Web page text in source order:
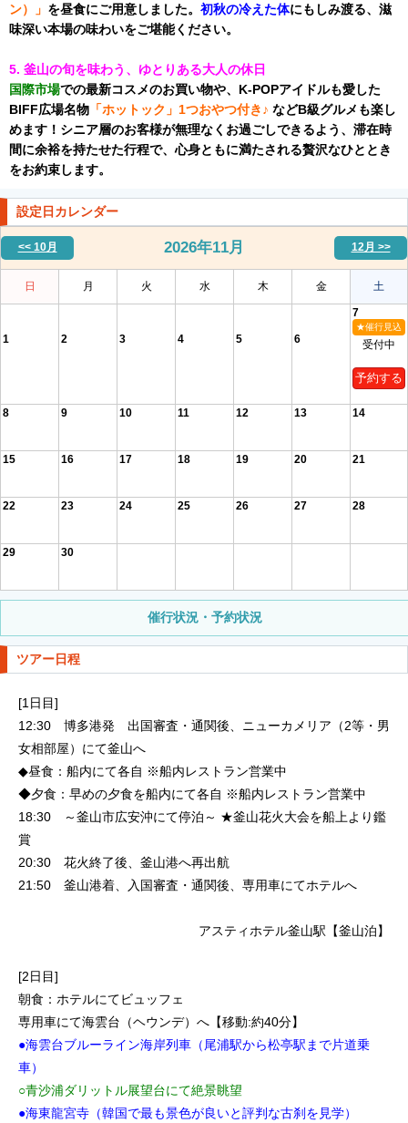
ン）」 を昼食にご用意しました。 初秋の冷えた体にもしみ渡る、滋
味深い本場の味わいをご堪能ください。
5. 釜山の旬を味わう、ゆとりある大人の休日
国際市場での最新コスメのお買い物や、K-POPアイドルも愛した
BIFF広場名物 「ホットック」1つおやつ付き♪ などB級グルメも楽し
めます！シニア層のお客様が無理なくお過ごしできるよう、滞在時
間に余裕を持たせた行程で、心身ともに満たされる贅沢なひととき
をお約束します。
設定日カレンダー
<< 10月 2026年11月 12月 >>
日 月 火 水 木 金 土
1 2 3 4 5 6
7
★催行見込
受付中
予約する
8 9 10 11 12 13 14
15 16 17 18 19 20 21
22 23 24 25 26 27 28
29 30
催行状況・予約状況
ツアー日程
[1日目]
12:30 博多港発 出国審査・通関後、ニューカメリア（2等・男
女相部屋）にて釜山へ
◆昼食：船内にて各自 ※船内レストラン営業中
◆夕食：早めの夕食を船内にて各自 ※船内レストラン営業中
18:30 ～釜山市広安沖にて停泊～ ★釜山花火大会を船上より鑑
賞
20:30 花火終了後、釜山港へ再出航
21:50 釜山港着、入国審査・通関後、専用車にてホテルへ
アスティホテル釜山駅【釜山泊】
[2日目]
朝食：ホテルにてビュッフェ
専用車にて海雲台（ヘウンデ）へ【移動:約40分】
●海雲台ブルーライン海岸列車（尾浦駅から松亭駅まで片道乗
車）
○青沙浦ダリットル展望台にて絶景眺望
●海東龍宮寺（韓国で最も景色が良いと評判な古刹を見学）